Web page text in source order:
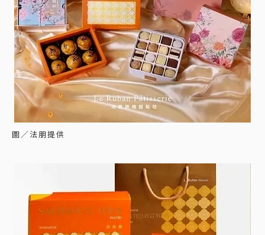
圖／法朋提供